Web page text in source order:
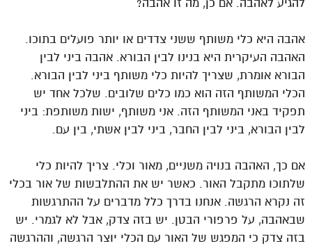
להגיע לאהבה. אם כן, מה זו אהבה?
אהבה היא כלי משותף ששני צדדים או יותר פועלים בתוכו.
האהבה העיקרית היא בנינו לבין הבורא. אהבה ביני לבין
הבורא אומרת, שצריך להיות כלי משותף ביני לבין הבורא.
הכלי המשותף הזה הוא כמו כלים שלובים. שלכל אחד יש
תפקיד באני המשותף הזה. אני משותף, ישות משותפת: ביני
לבין הבורא, ביני לבין החבר, ביני לבין אשתי, בין עם.
אם כך, האהבה בנויה משניים, מאור וכלי. צריך להיות כלי
שלתוכו מתקבל האור. כאשר יש את ההתלבשות של אור בכלי
זה נקרא הרגשה. אנחנו בדרך כלל מדברים על ההתרגשות
שבאהבה, על פרפורי הבטן. יש בזה צדק, אבל לא לגמרי. יש
בזה צדק כי המפגש של האור עם הכלי יוצר הרגשה, וההרגשה